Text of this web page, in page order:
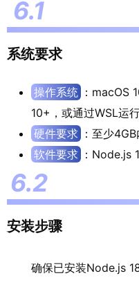
系统要求
操作系统 ：macOS
10+，或通过WSL运
硬件要求 ：至少
软件要求 ：Node.js
安装步骤
确保已安装Node.js